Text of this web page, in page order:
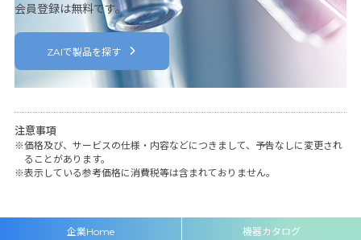
会員登録は無料です。
ZAIで製品を探す
注意事項
価格及び、サービスの仕様・内容などにつきまして、予告なしに変更され
ることがあります。
表示している参考価格に消費税等は含まれておりません。
企業Home 機器カタログ